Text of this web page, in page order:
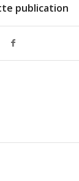
publication